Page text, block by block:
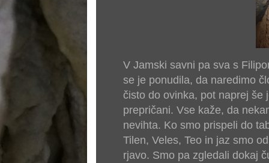
V Jamski savni pa sva s
se je ponudila, da naredimo
čisto do ovinka, pot naprej še
prepričani. Vse kaže, da
nevihta. Ko smo prispeli do
Tilen, Veles, Teo in jaz smo
rjavo. Smo pa zgledali dokaj